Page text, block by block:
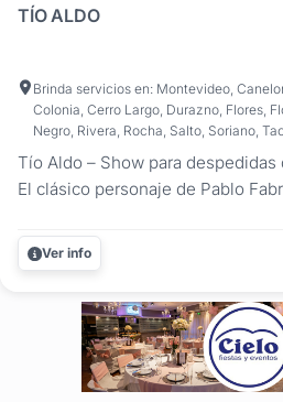
TÍO ALDO
Brinda servicios en: Montevideo,
Colonia, Cerro Largo, Durazno, Flores,
Negro, Rivera, Rocha, Salto, Soriano,
Tío Aldo – Show para
El clásico personaje de Pablo
femeninas, masculinas o mixtas.
de solteros del Tío Aldo es uno
Ver info